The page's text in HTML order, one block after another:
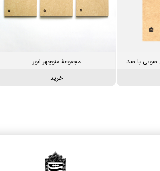
مجموعۀ منوچهر انور
خرید
در تعریف شعر. همراه با فایل صوتی با صدای منوچهر انور